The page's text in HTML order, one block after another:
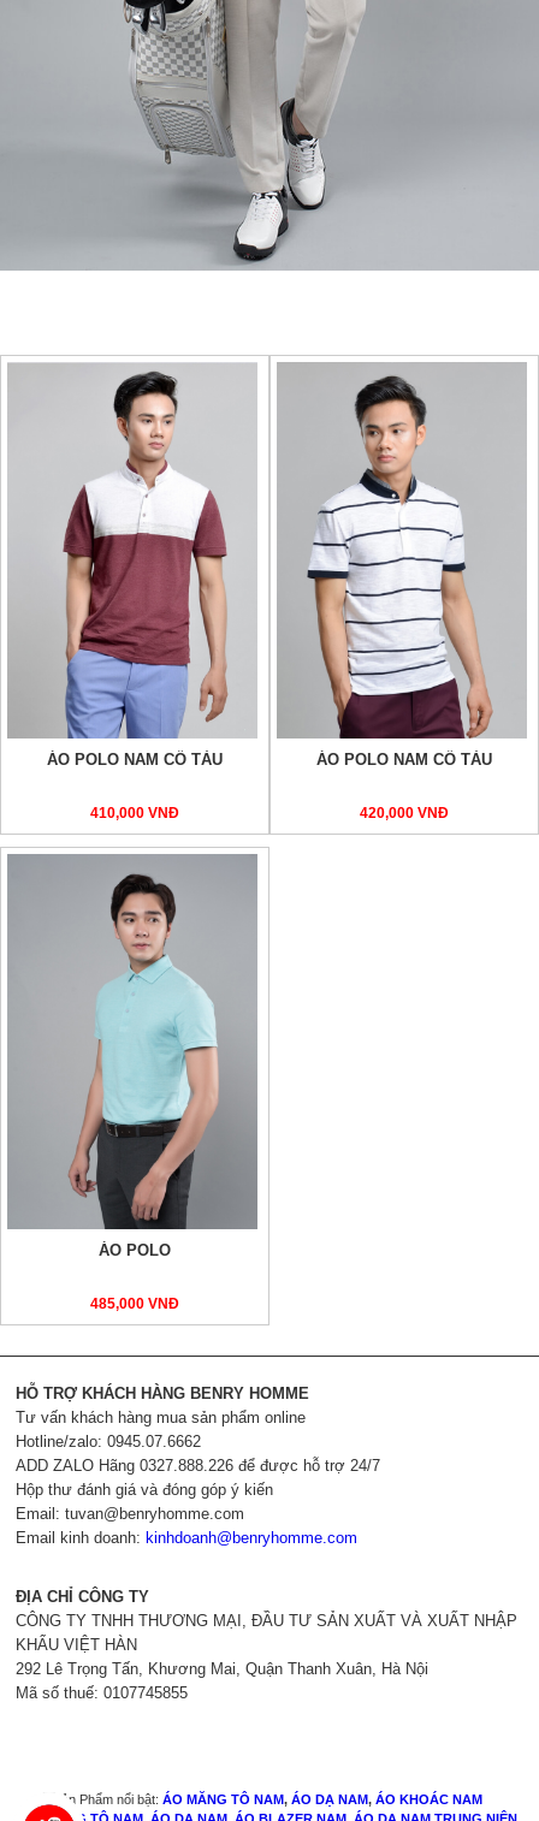
ÁO POLO NAM CỔ TÀU
410,000 VNĐ
ÁO POLO NAM CỔ TÀU
420,000 VNĐ
ÁO POLO
485,000 VNĐ
HỖ TRỢ KHÁCH HÀNG BENRY HOMME
Tư vấn khách hàng mua sản phẩm online
Hotline/zalo: 0945.07.6662
ADD ZALO Hãng 0327.888.226 để được hỗ trợ 24/7
Hộp thư đánh giá và đóng góp ý kiến
Email:tuvan@benryhomme.com
Email kinh doanh: kinhdoanh@benryhomme.com
ĐỊA CHỈ CÔNG TY
CÔNG TY TNHH THƯƠNG MẠI, ĐẦU TƯ SẢN XUẤT VÀ XUẤT NHẬP
KHẨU VIỆT HÀN
292 Lê Trọng Tấn, Khương Mai, Quận Thanh Xuân, Hà Nội
Mã số thuế: 0107745855
Sản Phẩm nổi bật: ÁO MĂNG TÔ NAM, ÁO DẠ NAM, ÁO KHOÁC NAM